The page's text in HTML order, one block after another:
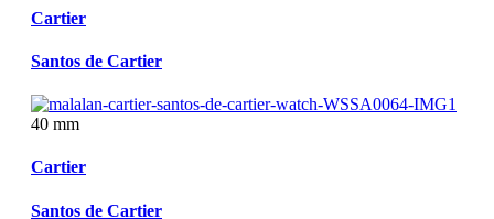
Cartier
Santos de Cartier
40 mm
Cartier
Santos de Cartier